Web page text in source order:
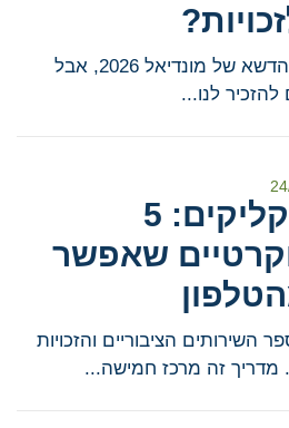
חוקי הכדורגל תקפים על הדשא של מונדיאל 2026, אבל
לנו...
במרחק כמה קליקים: 5
שאפשר
השירותים הציבוריים והזכויות
מדריך זה מרכז חמישה...